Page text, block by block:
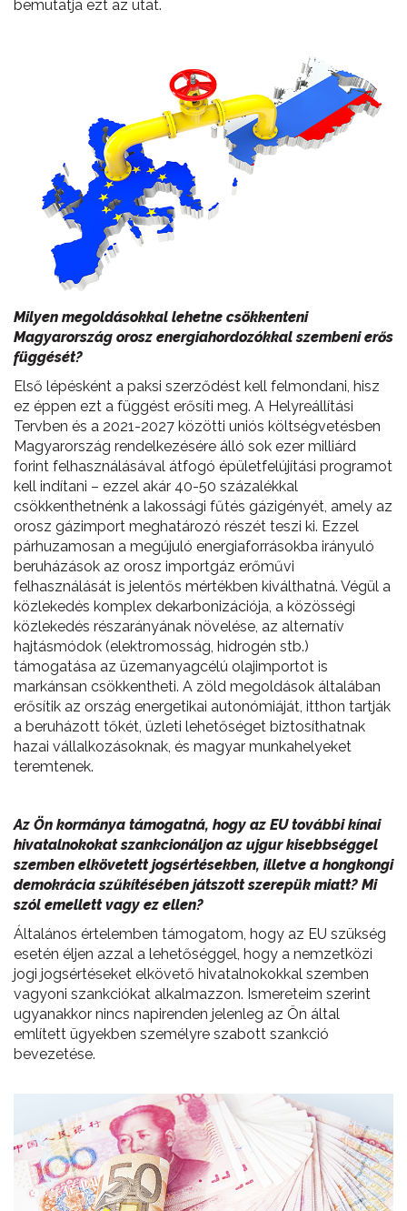
bemutatja ezt az utat.
Milyen megoldásokkal lehetne csökkenteni
Magyarország orosz energiahordozókkal szembeni erős
függését?
Első lépésként a paksi szerződést kell felmondani, hisz
ez éppen ezt a függést erősíti meg. A Helyreállítási
Tervben és a 2021-2027 közötti uniós költségvetésben
Magyarország rendelkezésére álló sok ezer milliárd
forint felhasználásával átfogó épületfelújítási programot
kell indítani – ezzel akár 40-50 százalékkal
csökkenthetnénk a lakossági fűtés gázigényét, amely az
orosz gázimport meghatározó részét teszi ki. Ezzel
párhuzamosan a megújuló energiaforrásokba irányuló
beruházások az orosz importgáz erőművi
felhasználását is jelentős mértékben kiválthatná. Végül a
közlekedés komplex dekarbonizációja, a közösségi
közlekedés részarányának növelése, az alternatív
hajtásmódok (elektromosság, hidrogén stb.)
támogatása az üzemanyagcélú olajimportot is
markánsan csökkentheti. A zöld megoldások általában
erősítik az ország energetikai autonómiáját, itthon tartják
a beruházott tőkét, üzleti lehetőséget biztosíthatnak
hazai vállalkozásoknak, és magyar munkahelyeket
teremtenek.
Az Ön kormánya támogatná, hogy az EU további kínai
hivatalnokokat szankcionáljon az ujgur kisebbséggel
szemben elkövetett jogsértésekben, illetve a hongkongi
demokrácia szűkítésében játszott szerepük miatt? Mi
szól emellett vagy ez ellen?
Általános értelemben támogatom, hogy az EU szükség
esetén éljen azzal a lehetőséggel, hogy a nemzetközi
jogi jogsértéseket elkövető hivatalnokokkal szemben
vagyoni szankciókat alkalmazzon. Ismereteim szerint
ugyanakkor nincs napirenden jelenleg az Ön által
említett ügyekben személyre szabott szankció
bevezetése.